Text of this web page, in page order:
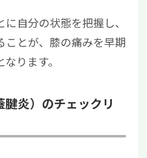
自分の状態を把握し、
ことが、膝の痛みを早期
ります。
炎）のチェックリ